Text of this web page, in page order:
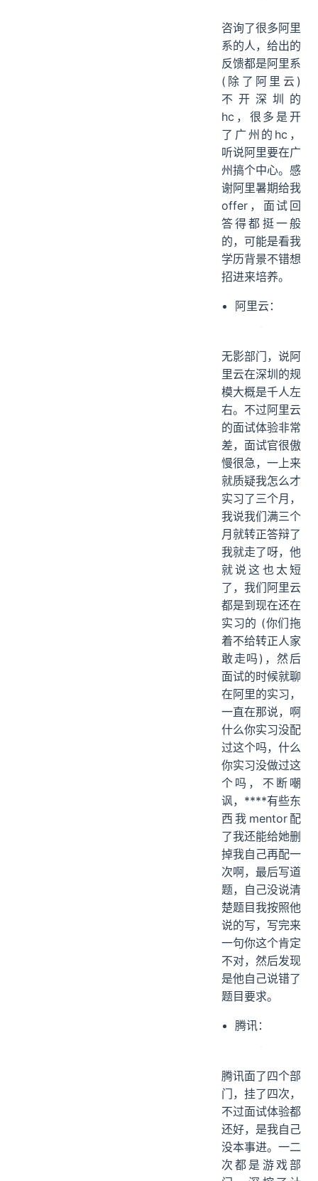
咨询了很多阿里
系的人，给出的
反馈都是阿里系
(除了阿里云)
不开深圳的
hc，很多是开
了广州的hc，
听说阿里要在广
州搞个中心。感
谢阿里暑期给我
offer，面试回
答得都挺一般
的，可能是看我
学历背景不错想
招进来培养。
阿里云：
无影部门，说阿
里云在深圳的规
模大概是千人左
右。不过阿里云
的面试体验非常
差，面试官很傲
慢很急，一上来
就质疑我怎么才
实习了三个月，
我说我们满三个
月就转正答辩了
我就走了呀，他
就说这也太短
了，我们阿里云
都是到现在还在
实习的 (你们拖
着不给转正人家
敢走吗)，然后
面试的时候就聊
在阿里的实习，
一直在那说，啊
什么你实习没配
过这个吗，什么
你实习没做过这
个吗，不断嘲
讽，****有些东
西我mentor配
了我还能给她删
掉我自己再配一
次啊，最后写道
题，自己没说清
楚题目我按照他
说的写，写完来
一句你这个肯定
不对，然后发现
是他自己说错了
题目要求。
腾讯：
腾讯面了四个部
门，挂了四次，
不过面试体验都
还好，是我自己
没本事进。一二
次都是游戏部